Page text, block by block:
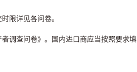
限详见各问卷。
调查问卷》。国内进口商应当按照要求填